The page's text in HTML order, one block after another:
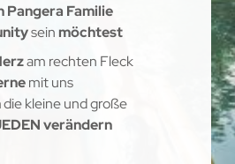
Pangera Familie
seinmöchtest
am rechten Fleck
mit uns
die kleine und große
verändern